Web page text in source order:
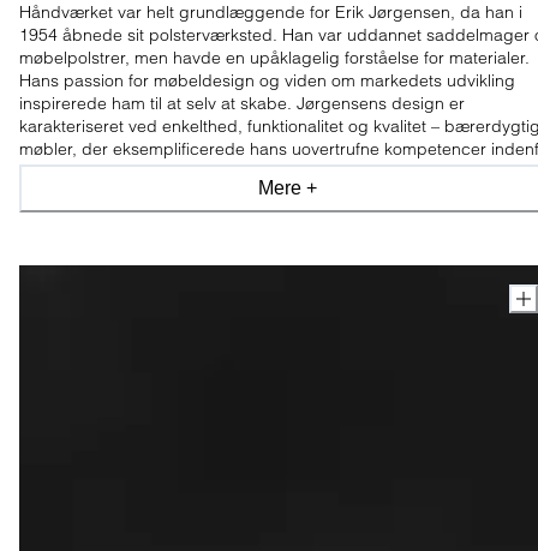
Håndværket var helt grundlæggende for Erik Jørgensen, da han i
1954 åbnede sit polsterværksted. Han var uddannet saddelmager
møbelpolstrer, men havde en upåklagelig forståelse for materialer.
Hans passion for møbeldesign og viden om markedets udvikling
inspirerede ham til at selv at skabe. Jørgensens design er
karakteriseret ved enkelthed, funktionalitet og kvalitet –
møbler, der eksemplificerede hans uovertrufne kompetencer
sofadesign og møbelpolstring.
Mere +